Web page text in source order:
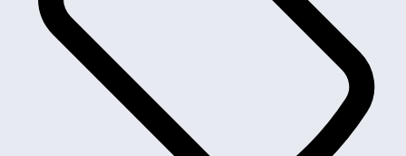
Mekanik
Şanzıman & Vites